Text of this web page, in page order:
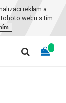
reklam a
webu s tím